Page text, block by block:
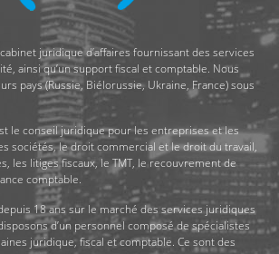
juridique d’affaires fournissant des services
ainsi qu’un support fiscal et comptable. Nous
pays (Russie, Biélorussie, Ukraine, France) sous
le conseil juridique pour les entreprises et les
sociétés, le droit commercial et le droit du travail,
les litiges fiscaux, le TMT, le recouvrement de
comptable.
18 ans sur le marché des services juridiques
d’un personnel composé de spécialistes
juridique, fiscal et comptable. Ce sont des